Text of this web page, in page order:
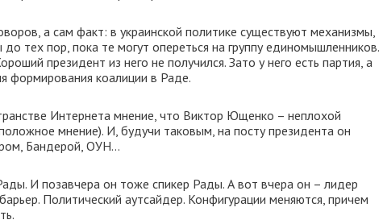
а сам факт: в украинской политике существуют механизмы,
тех пор, пока те могут опереться на группу единомышленников.
президент из него не получился. Зато у него есть партия, а
формирования коалиции в Раде.
Интернета мнение, что Виктор Ющенко – неплохой
мнение). И, будучи таковым, на посту президента он
Бандерой, ОУН…
И позавчера он тоже спикер Рады. А вот вчера он – лидер
Политический аутсайдер. Конфигурации меняются, причем